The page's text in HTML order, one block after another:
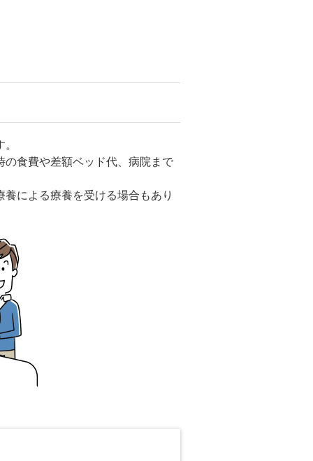
食費や差額ベッド代、病院まで
による療養を受ける場合もあり